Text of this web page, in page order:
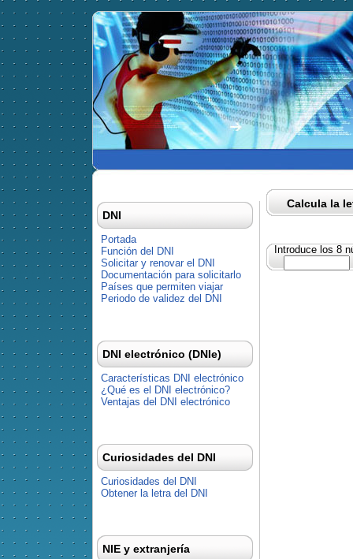
Calcula la
Introduce los 8
DNI
Portada
Función del DNI
Solicitar y renovar el DNI
Documentación para solicitarlo
Países que permiten viajar
Periodo de validez del DNI
DNI electrónico (DNIe)
Características DNI electrónico
¿Qué es el DNI electrónico?
Ventajas del DNI electrónico
Curiosidades del DNI
Curiosidades del DNI
Obtener la letra del DNI
NIE y extranjería